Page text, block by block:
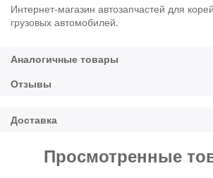
Интернет-магазин автозапчастей для
грузовых автомобилей.
Просмотренные